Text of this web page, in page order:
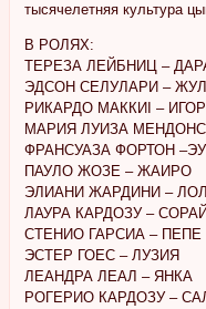
тысячелетняя культура
В РОЛЯХ:
ТЕРЕЗА ЛЕЙБНИЦ –
ЭДСОН СЕЛУЛАРИ –
РИКАРДО МАККИI –
МАРИЯ ЛУИЗА
ФРАНСУАЗА ФОРТОН
ПАУЛО ЖОЗЕ – ЖАИРО
ЭЛИАНИ ЖАРДИНИ –
ЛАУРА КАРДОЗУ –
СТЕНИО ГАРСИА – ПЕПЕ
ЭСТЕР ГОЕС – ЛУЗИЯ
ЛЕАНДРА ЛЕАЛ – ЯНКА
РОГЕРИО КАРДОЗУ –